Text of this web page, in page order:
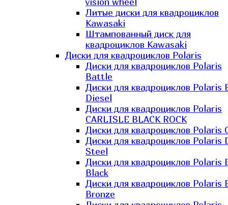
Литые диски для квадроциклов
Kawasaki​
Штампованный диск для
квадроциклов Kawasaki​
Диски для квадроциклов Polaris
Диски для квадроциклов Polaris
Battle
Диски для квадроциклов Polaris
Diesel
Диски для квадроциклов Polaris
CARLISLE BLACK ROCK
Диски для квадроциклов Polaris
Диски для квадроциклов Polaris
Steel
Диски для квадроциклов Polaris
Black
Диски для квадроциклов Polaris
Bronze